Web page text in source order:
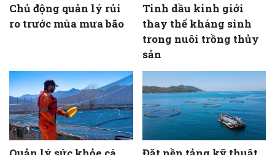
Chủ động quản lý rủi
ro trước mùa mưa bão
Tinh dầu kinh giới
thay thế kháng sinh
trong nuôi trồng thủy
sản